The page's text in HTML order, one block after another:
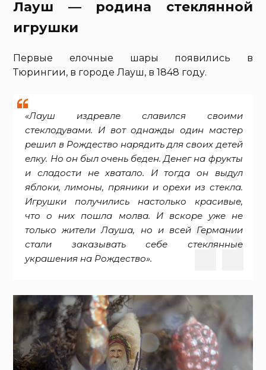
Лауш — родина стеклянной
игрушки
Первые елочные шары появились в
Тюрингии, в городе Лауш, в 1848 году.
«Лауш издревле славился своими
стеклодувами. И вот однажды один мастер
решил в Рождество нарядить для своих детей
елку. Но он был очень беден. Денег на фрукты
и сладости не хватало. И тогда он выдул
яблоки, лимоны, пряники и орехи из стекла.
Игрушки получились настолько красивые,
что о них пошла молва. И вскоре уже не
только жители Лауша, но и всей Германии
стали заказывать себе стеклянные
украшения на Рождество».